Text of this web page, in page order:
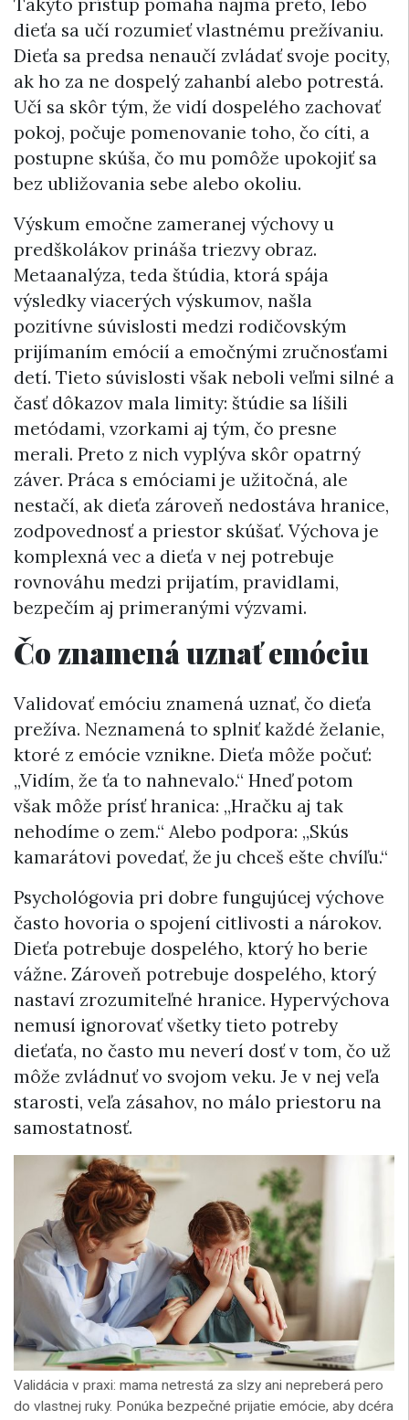
Takýto prístup pomáha najmä preto, lebo
dieťa sa učí rozumieť vlastnému prežívaniu.
Dieťa sa predsa nenaučí zvládať svoje pocity,
ak ho za ne dospelý zahanbí alebo potrestá.
Učí sa skôr tým, že vidí dospelého zachovať
pokoj, počuje pomenovanie toho, čo cíti, a
postupne skúša, čo mu pomôže upokojiť sa
bez ubližovania sebe alebo okoliu.
Výskum emočne zameranej výchovy u
predškolákov prináša triezvy obraz.
Metaanalýza, teda štúdia, ktorá spája
výsledky viacerých výskumov, našla
pozitívne súvislosti medzi rodičovským
prijímaním emócií a emočnými zručnosťami
detí. Tieto súvislosti však neboli veľmi silné a
časť dôkazov mala limity: štúdie sa líšili
metódami, vzorkami aj tým, čo presne
merali. Preto z nich vyplýva skôr opatrný
záver. Práca s emóciami je užitočná, ale
nestačí, ak dieťa zároveň nedostáva hranice,
zodpovednosť a priestor skúšať. Výchova je
komplexná vec a dieťa v nej potrebuje
rovnováhu medzi prijatím, pravidlami,
bezpečím aj primeranými výzvami.
Čo znamená uznať emóciu
Validovať emóciu znamená uznať, čo dieťa
prežíva. Neznamená to splniť každé želanie,
ktoré z emócie vznikne. Dieťa môže počuť:
„Vidím, že ťa to nahnevalo.“ Hneď potom
však môže prísť hranica: „Hračku aj tak
nehodíme o zem.“ Alebo podpora: „Skús
kamarátovi povedať, že ju chceš ešte chvíľu.“
Psychológovia pri dobre fungujúcej výchove
často hovoria o spojení citlivosti a nárokov.
Dieťa potrebuje dospelého, ktorý ho berie
vážne. Zároveň potrebuje dospelého, ktorý
nastaví zrozumiteľné hranice. Hypervýchova
nemusí ignorovať všetky tieto potreby
dieťaťa, no často mu neverí dosť v tom, čo už
môže zvládnuť vo svojom veku. Je v nej veľa
starosti, veľa zásahov, no málo priestoru na
samostatnosť.
Validácia v praxi: mama netrestá za slzy ani nepreberá pero
do vlastnej ruky. Ponúka bezpečné prijatie emócie, aby dcéra